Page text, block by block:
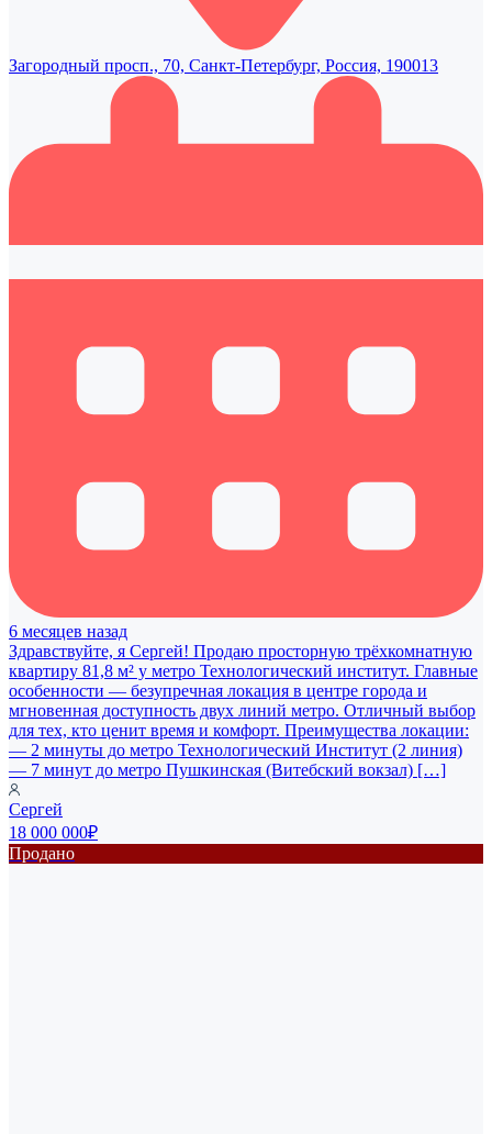
Загородный просп., 70, Санкт-Петербург, Россия, 190013
6 месяцев назад
Здравствуйте, я Сергей! Продаю просторную трёхкомнатную
квартиру 81,8 м² у метро Технологический институт. Главные
особенности — безупречная локация в центре города и
мгновенная доступность двух линий метро. Отличный выбор
для тех, кто ценит время и комфорт. Преимущества локации:
— 2 минуты до метро Технологический Институт (2 линия)
— 7 минут до метро Пушкинская (Витебский вокзал) […]
Сергей
18 000 000₽
Продано